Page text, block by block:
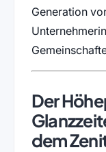
Generation
Der
dem